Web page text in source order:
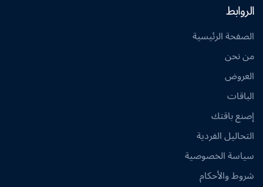
الروابط
الصفحة الرئيسية
من نحن
العروض
الباقات
إصنع باقتك
التحاليل الفردية
سياسة الخصوصية
شروط والأحكام